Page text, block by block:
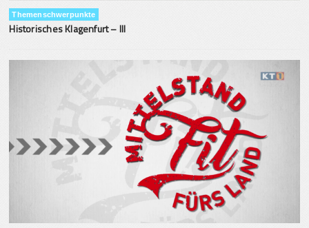
Themenschwerpunkte
Historisches Klagenfurt – III